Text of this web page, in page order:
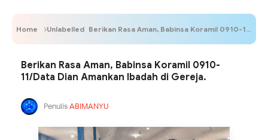
Home Unlabelled Berikan Rasa Aman, Babinsa Koramil 0910-11/Data Dian Amankan Ibadah di Gereja.
Berikan Rasa Aman, Babinsa Koramil 0910-
11/Data Dian Amankan Ibadah di Gereja.
PenulisABIMANYU